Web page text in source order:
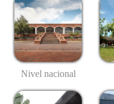
Nivel nacional